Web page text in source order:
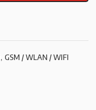
, GSM / WLAN / WIFI